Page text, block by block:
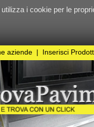
i cookie per le proprie
in Cotto